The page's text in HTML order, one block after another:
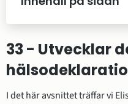
33 - Utvecklar
I det här avsnittet träffar vi